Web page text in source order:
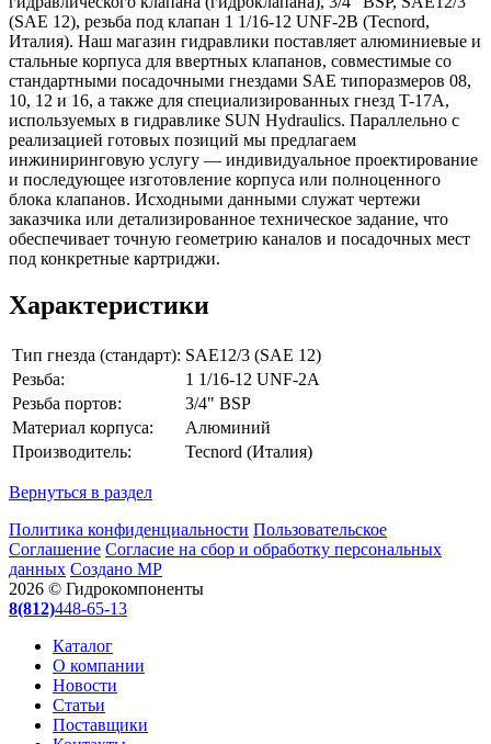
(SAE 12), резьба под клапан 1 1/16-12 UNF-2B (Tecnord,
Италия). Наш магазин гидравлики поставляет алюминиевые и
стальные корпуса для ввертных клапанов, совместимые со
стандартными посадочными гнездами SAE типоразмеров 08,
10, 12 и 16, а также для специализированных гнезд T-17A,
используемых в гидравлике SUN Hydraulics. Параллельно с
реализацией готовых позиций мы предлагаем
инжиниринговую услугу — индивидуальное проектирование
и последующее изготовление корпуса или полноценного
блока клапанов. Исходными данными служат чертежи
заказчика или детализированное техническое задание, что
обеспечивает точную геометрию каналов и посадочных мест
под конкретные картриджи.
Характеристики
Тип гнезда (стандарт): SAE12/3 (SAE 12)
Резьба:
1 1/16-12 UNF-2A
Резьба портов:
3/4" BSP
Материал корпуса:
Алюминий
Производитель:
Tecnord (Италия)
Вернуться в раздел
Политика конфиденциальности Пользовательское
Соглашение Согласие на сбор и обработку персональных
данных Создано МР
2026 © Гидрокомпоненты
8(812)448-65-13
Каталог
О компании
Новости
Статьи
Поставщики